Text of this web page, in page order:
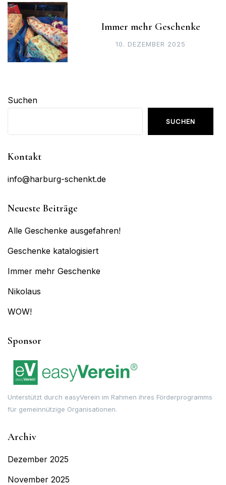
Immer mehr Geschenke
10. DEZEMBER 2025
Suchen
SUCHEN
Kontakt
info@harburg-schenkt.de
Neueste Beiträge
Alle Geschenke ausgefahren!
Geschenke katalogisiert
Immer mehr Geschenke
Nikolaus
WOW!
Sponsor
Unterstützt durch easyVerein im Rahmen ihres Förderprogramms
für gemeinnützige Organisationen.
Archiv
Dezember 2025
November 2025